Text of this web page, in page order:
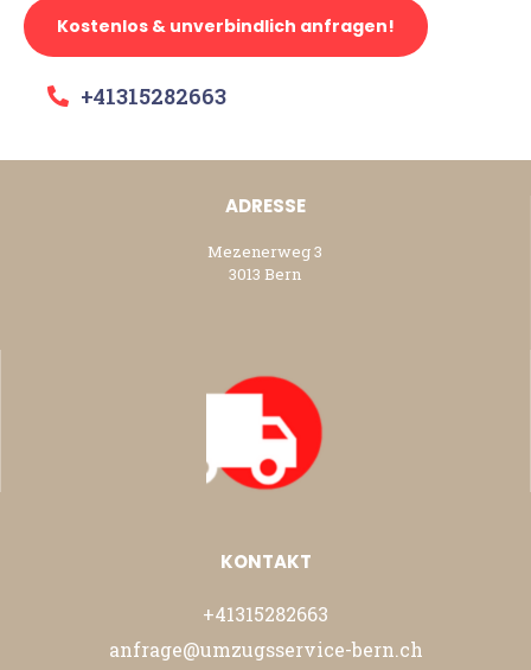
Kostenlos & unverbindlich anfragen!
+41315282663
ADRESSE
Mezenerweg 3
3013 Bern
KONTAKT
+41315282663
anfrage@umzugsservice-bern.ch